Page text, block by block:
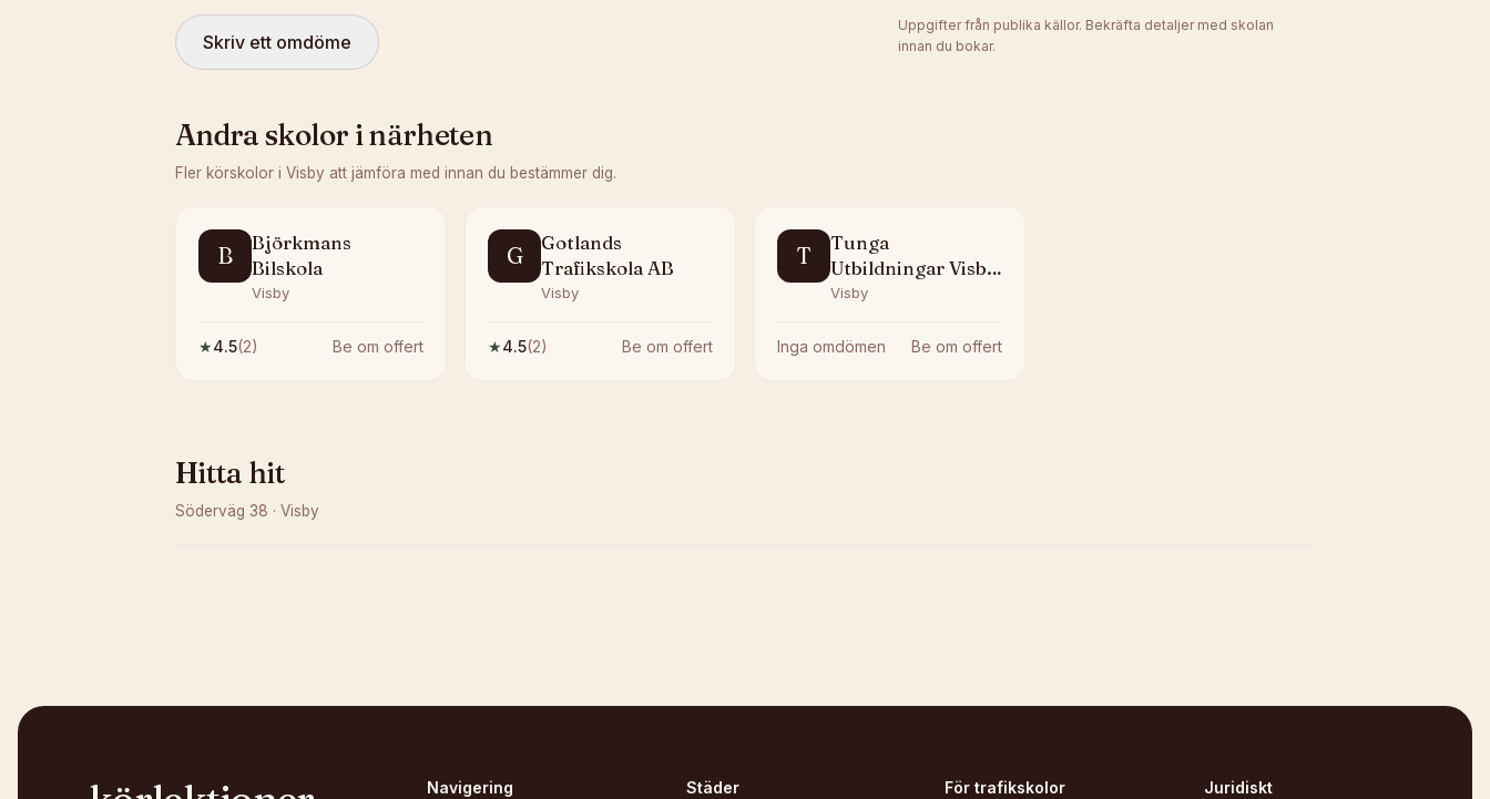
Skriv ett omdöme
Uppgifter från publika källor. Bekräfta detaljer med skolan
innan du bokar.
Andra skolor i närheten
Fler körskolor i Visby att jämföra med innan du bestämmer dig.
B
Björkmans
Bilskola
Visby
★4.5(2) Be om offert
G
Gotlands
Trafikskola AB
Visby
★4.5(2) Be om offert
T
Tunga
Utbildningar Visby
AB
Visby
Inga omdömen Be om offert
Hitta hit
Söderväg 38 · Visby
Navigering Städer För trafikskolor Juridiskt